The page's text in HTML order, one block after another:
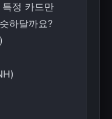
정 카드만
하달까요?